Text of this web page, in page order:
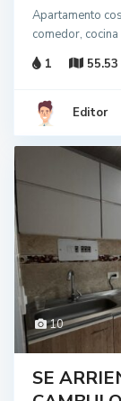
Apartamento
comedor,
1
55.53
Editor
10
SE